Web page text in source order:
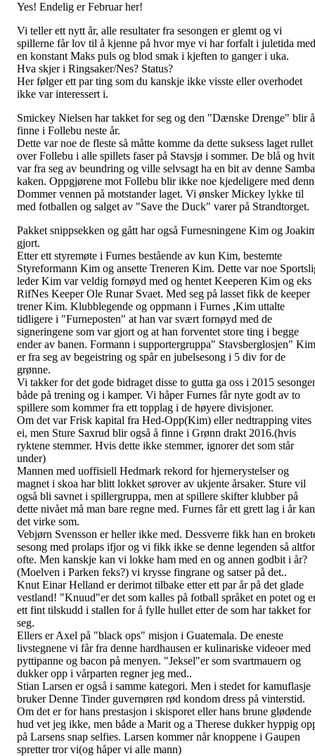
Yes! Endelig er Februar her!
Vi teller ett nytt år, alle resultater fra sesongen er glemt og vi
spillerne får lov til å kjenne på hvor mye vi har forfalt i juletida med
en konstant Maks puls og blod smak i kjeften to ganger i uka.
Hva skjer i Ringsaker/Nes? Status?
Her følger ett par ting som du kanskje ikke visste eller overhodet
ikke var interessert i.
Smickey Nielsen har takket for seg og den "Dænske Drenge" blir å
finne i Follebu neste år.
Dette var noe de fleste så måtte komme da dette suksess laget rullet
over Follebu i alle spillets faser på Stavsjø i sommer. De blå og
var fra seg av beundring og ville selvsagt ha en bit av denne Samba
kaken. Oppgjørene mot Follebu blir ikke noe kjedeligere med
Dommer vennen på motstander laget. Vi ønsker Mickey lykke til
med fotballen og salget av "Save the Duck" varer på Strandtorget.
Pakket snippsekken og gått har også Furnesningene Kim og
gjort.
Etter ett styremøte i Furnes bestående av kun Kim, bestemte
Styreformann Kim og ansette Treneren Kim. Dette var noe
leder Kim var veldig fornøyd med og hentet Keeperen Kim og eks
RifNes Keeper Ole Runar Svaet. Med seg på lasset fikk de keeper
trener Kim. Klubblegende og oppmann i Furnes ,Kim uttalte
tidligere i "Furneposten" at han var svært fornøyd med de
signeringene som var gjort og at han forventet store ting i begge
ender av banen. Formann i supportergruppa" Stavsberglosjen" Kim
er fra seg av begeistring og spår en jubelsesong i 5 div for de
grønne.
Vi takker for det gode bidraget disse to gutta ga oss i 2015
både på trening og i kamper. Vi håper Furnes får nyte godt av to
spillere som kommer fra ett topplag i de høyere divisjoner.
Om det var Frisk kapital fra Hed-Opp(Kim) eller nedtrapping vites
ei, men Sture Saxrud blir også å finne i Grønn drakt 2016.(hvis
ryktene stemmer. Hvis dette ikke stemmer, ignorer det som står
under)
Mannen med uoffisiell Hedmark rekord for hjernerystelser og
magnet i skoa har blitt lokket sørover av ukjente årsaker. Sture vil
også bli savnet i spillergruppa, men at spillere skifter klubber på
dette nivået må man bare regne med. Furnes får ett grett lag i år kan
det virke som.
Vebjørn Svensson er heller ikke med. Dessverre fikk han en
sesong med prolaps ifjor og vi fikk ikke se denne legenden så altfor
ofte. Men kanskje kan vi lokke ham med en og annen godbit i år?
(Moelven i Parken feks?) vi krysse fingrane og satser på det..
Knut Einar Helland er derimot tilbake etter ett par år på det glade
vestland! "Knuud"er det som kalles på fotball språket en potet og
ett fint tilskudd i stallen for å fylle hullet etter de som har takket for
seg.
Ellers er Axel på "black ops" misjon i Guatemala. De eneste
livstegnene vi får fra denne hardhausen er kulinariske videoer med
pyttipanne og bacon på menyen. "Jeksel"er som svartmauern og
dukker opp i vårparten regner jeg med..
Stian Larsen er også i samme kategori. Men i stedet for kamuflasje
bruker Denne Tinder guvernøren rød kondom dress på vinterstid.
Om det er for hans prestasjon i skisporet eller hans brune glødende
hud vet jeg ikke, men både a Marit og a Therese dukker hyppig
på Larsens snap selfies. Larsen kommer når knoppene i Gaupen
spretter tror vi(og håper vi alle mann)